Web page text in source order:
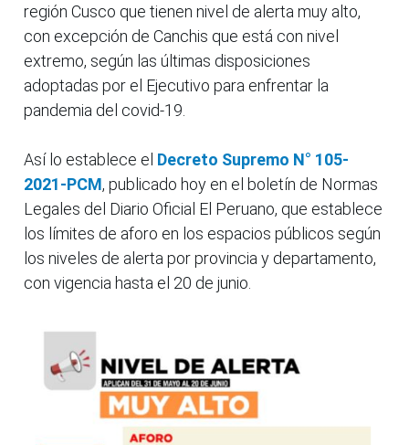
región Cusco que tienen nivel de alerta muy alto,
con excepción de Canchis que está con nivel
extremo, según las últimas disposiciones
adoptadas por el Ejecutivo para enfrentar la
pandemia del covid-19.
Así lo establece el Decreto Supremo N° 105-
2021-PCM, publicado hoy en el boletín de Normas
Legales del Diario Oficial El Peruano, que establece
los límites de aforo en los espacios públicos según
los niveles de alerta por provincia y departamento,
con vigencia hasta el 20 de junio.